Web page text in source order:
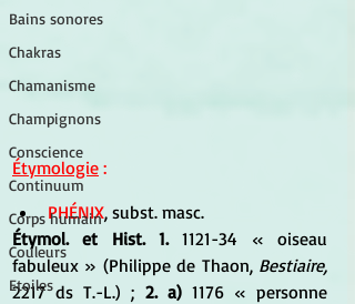
Bains sonores
Chakras
Chamanisme
Champignons
Conscience
Continuum
Corps humain
Couleurs
Etoiles
Étymologie :
PHÉNIX, subst. masc.
Étymol. et Hist. 1. 1121-34 « oiseau
fabuleux » (Philippe de Thaon, Bestiaire,
2217 ds T.-L.) ; 2. a) 1176 « personne